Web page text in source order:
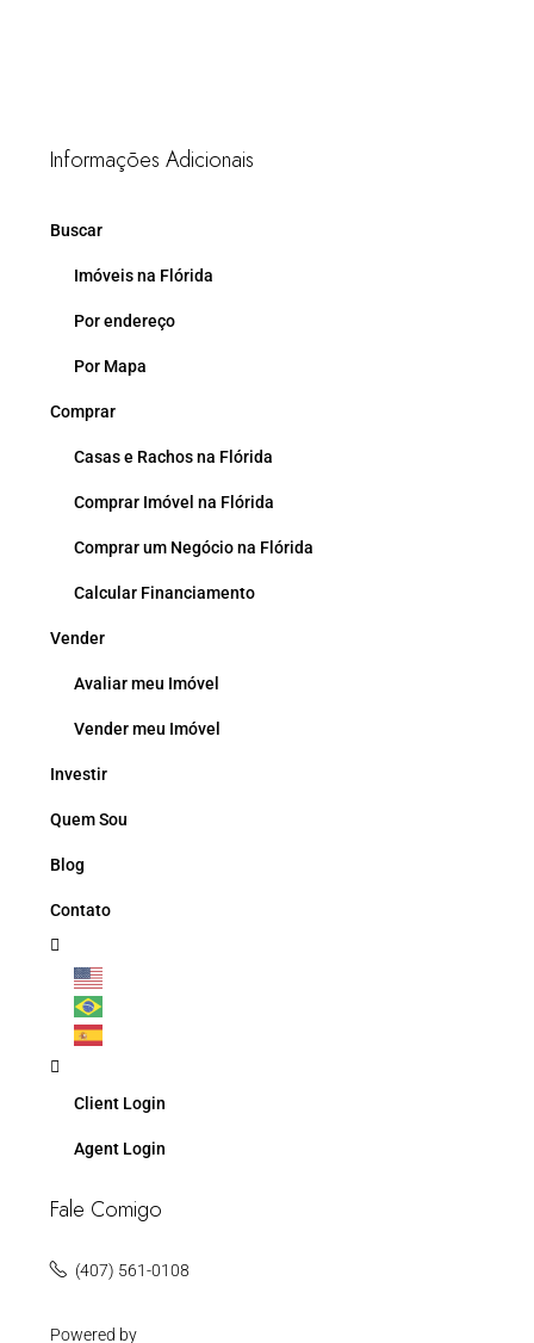
Informações Adicionais
Buscar
Imóveis na Flórida
Por endereço
Por Mapa
Comprar
Casas e Rachos na Flórida
Comprar Imóvel na Flórida
Comprar um Negócio na Flórida
Calcular Financiamento
Vender
Avaliar meu Imóvel
Vender meu Imóvel
Investir
Quem Sou
Blog
Contato
Client Login
Agent Login
Fale Comigo
(407) 561-0108
Powered by